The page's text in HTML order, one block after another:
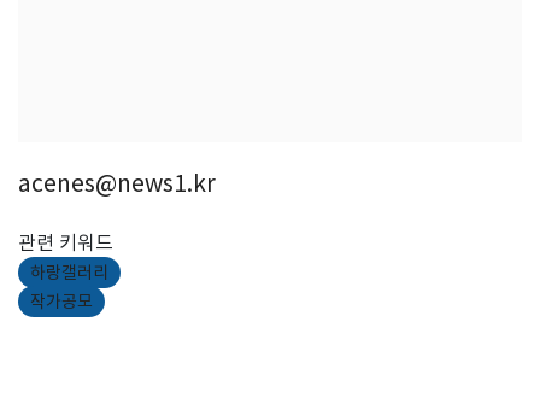
acenes@news1.kr
관련 키워드
하랑갤러리
작가공모